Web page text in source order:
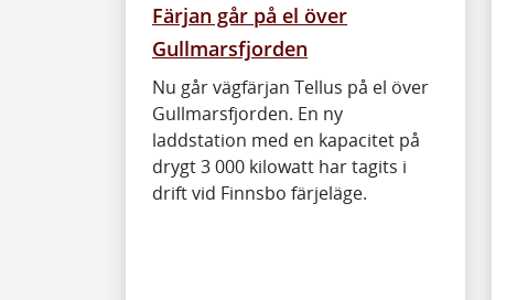
Färjan går på el över
Gullmarsfjorden
Nu går vägfärjan Tellus på el över
Gullmarsfjorden. En ny
laddstation med en kapacitet på
drygt 3 000 kilowatt har tagits i
drift vid Finnsbo färjeläge.